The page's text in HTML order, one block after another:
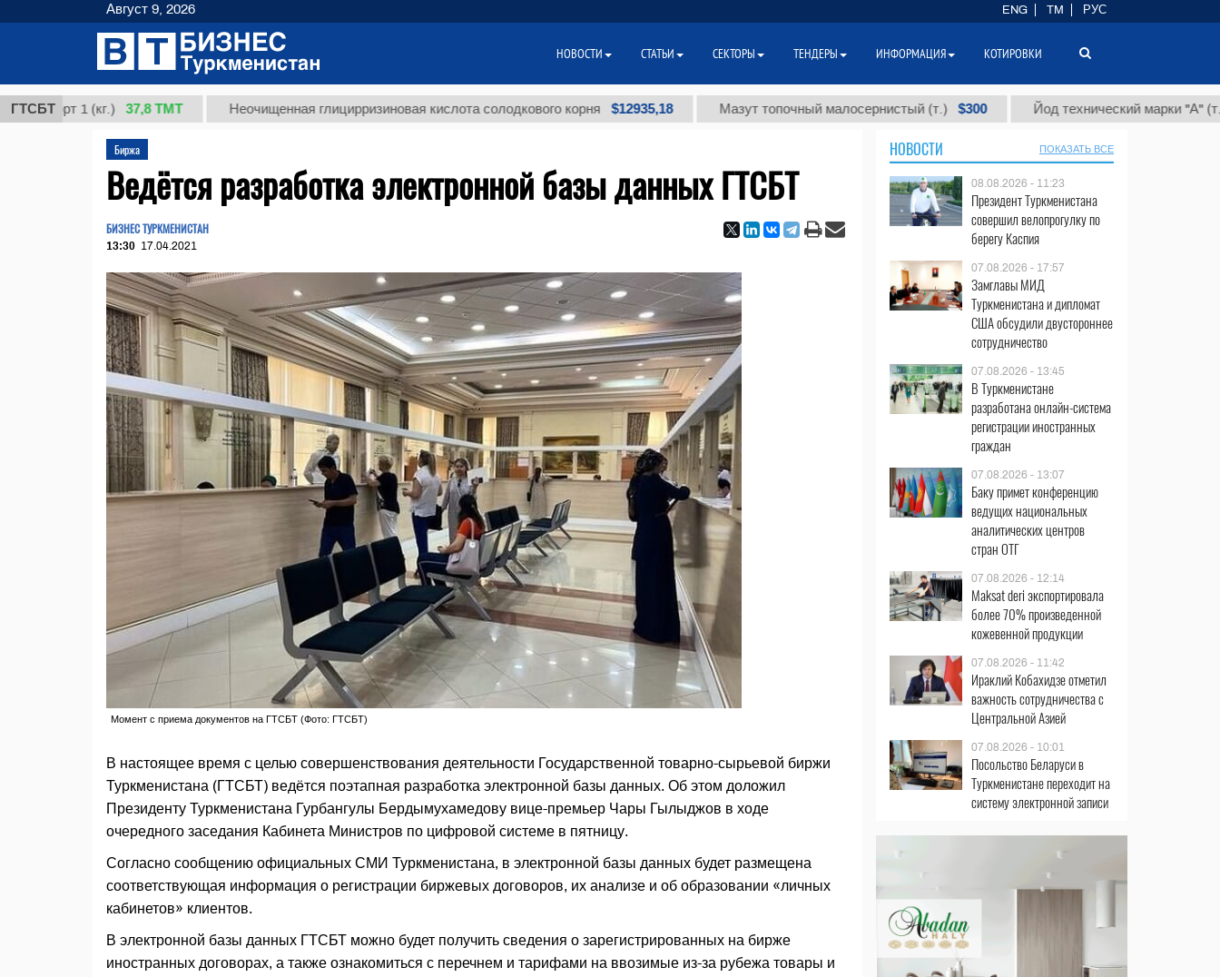
ГТСБТ
1 (кг.) 37,8 ТМТ Неочищенная глицирризиновая кислота солодкового корня $12935,18 Мазут топочный малосернистый (т.) $300 Йод технический марки "А" (т.) $86
Биржа
Ведётся разработка электронной базы данных ГТСБТ
БИЗНЕС ТУРКМЕНИСТАН
13:30 17.04.2021
Момент с приема документов на ГТСБТ (Фото: ГТСБТ)
В настоящее время с целью совершенствования деятельности Государственной товарно-сырьевой биржи
Туркменистана (ГТСБТ) ведётся поэтапная разработка электронной базы данных. Об этом доложил
Президенту Туркменистана Гурбангулы Бердымухамедову вице-премьер Чары Гылыджов в ходе
очередного заседания Кабинета Министров по цифровой системе в пятницу.
Согласно сообщению официальных СМИ Туркменистана, в электронной базы данных будет размещена
соответствующая информация о регистрации биржевых договоров, их анализе и об образовании «личных
кабинетов» клиентов.
В электронной базы данных ГТСБТ можно будет получить сведения о зарегистрированных на бирже
иностранных договорах, а также ознакомиться с перечнем и тарифами на ввозимые из-за рубежа товары и
НОВОСТИ ПОКАЗАТЬ ВСЕ
08.08.2026 - 11:23
Президент Туркменистана
совершил велопрогулку по
берегу Каспия
07.08.2026 - 17:57
Замглавы МИД
Туркменистана и дипломат
США обсудили двустороннее
сотрудничество
07.08.2026 - 13:45
В Туркменистане
разработана онлайн-система
регистрации иностранных
граждан
07.08.2026 - 13:07
Баку примет конференцию
ведущих национальных
аналитических центров
стран ОТГ
07.08.2026 - 12:14
Maksat deri экспортировала
более 70% произведенной
кожевенной продукции
07.08.2026 - 11:42
Ираклий Кобахидзе отметил
важность сотрудничества с
Центральной Азией
07.08.2026 - 10:01
Посольство Беларуси в
Туркменистане переходит на
систему электронной записи
Август 9, 2026 ENG TM РУС
НОВОСТИ СТАТЬИ СЕКТОРЫ ТЕНДЕРЫ ИНФОРМАЦИЯ КОТИРОВКИ